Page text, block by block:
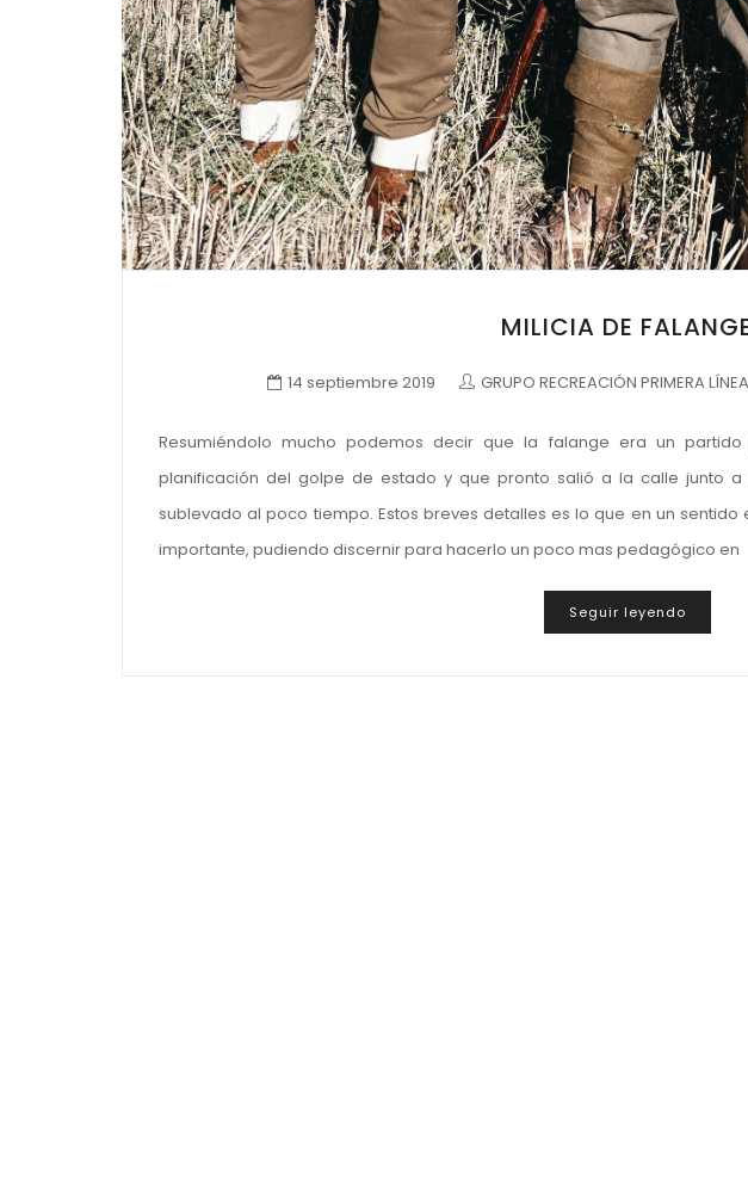
MILICIA DE
14 septiembre 2019 GRUPO RECREACIÓN PRIMERA LÍNEA
Resumiéndolo mucho podemos decir que la falange era un
planificación del golpe de estado y que pronto salió a la calle junto
sublevado al poco tiempo. Estos breves detalles es lo que en un
importante, pudiendo discernir para hacerlo un poco mas pedagógico en
Seguir leyendo